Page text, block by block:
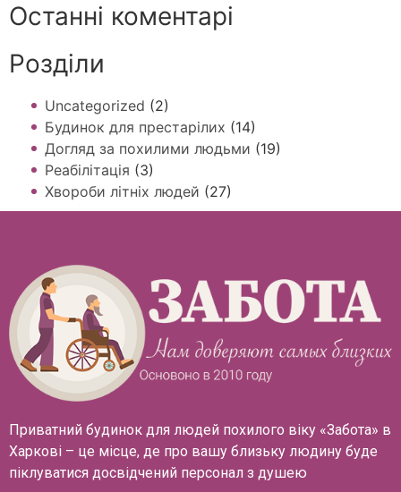
Останні коментарі
Розділи
Uncategorized (2)
Будинок для престарілих (14)
Догляд за похилими людьми (19)
Реабілітація (3)
Хвороби літніх людей (27)
Приватний будинок для людей похилого віку «Забота» в
Харкові – це місце, де про вашу близьку людину буде
піклуватися досвідчений персонал з душею